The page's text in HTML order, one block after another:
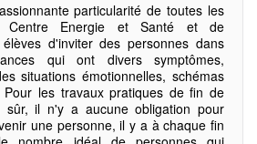
particularité de toutes les
Centre Energie et Santé et de
d'inviter des personnes dans
qui ont divers symptômes,
situations émotionnelles, schémas
Pour les travaux pratiques de fin de
sûr, il n'y a aucune obligation pour
une personne, il y a à chaque fin